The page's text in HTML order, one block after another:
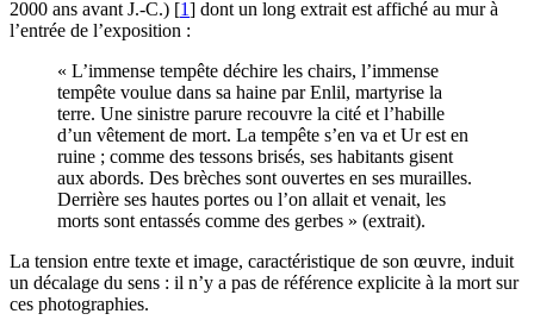
2000 ans avant J.‑C.) [1] dont un long extrait est affiché au mur à
l’entrée de l’exposition :
« L’immense tempête déchire les chairs, l’immense
tempête voulue dans sa haine par Enlil, martyrise la
terre. Une sinistre parure recouvre la cité et l’habille
d’un vêtement de mort. La tempête s’en va et Ur est en
ruine ; comme des tessons brisés, ses habitants gisent
aux abords. Des brèches sont ouvertes en ses murailles.
Derrière ses hautes portes ou l’on allait et venait, les
morts sont entassés comme des gerbes » (extrait).
La tension entre texte et image, caractéristique de son œuvre, induit
un décalage du sens : il n’y a pas de référence explicite à la mort sur
ces photographies.